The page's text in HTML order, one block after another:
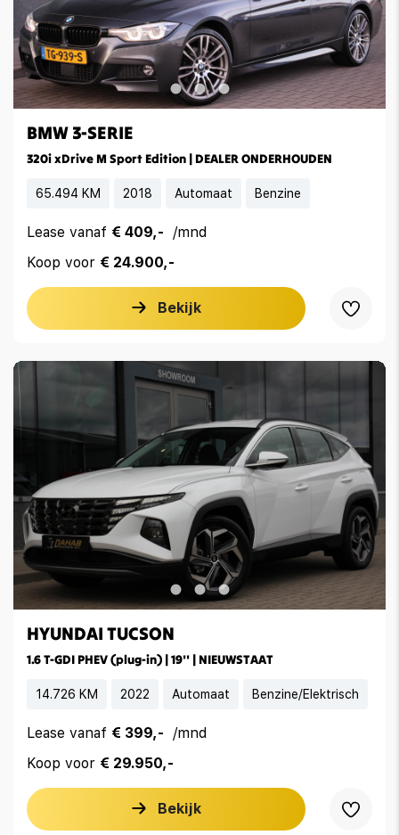
BMW 3-SERIE
320i xDrive M Sport Edition | DEALER ONDERHOUDEN
65.494 KM 2018 Automaat Benzine
Lease vanaf € 409,-
/mnd
Koop voor € 24.900,-
Bekijk
HYUNDAI TUCSON
1.6 T-GDI PHEV (plug-in) | 19'' | NIEUWSTAAT
14.726 KM 2022 Automaat Benzine/Elektrisch
Lease vanaf € 399,-
/mnd
Koop voor € 29.950,-
Bekijk